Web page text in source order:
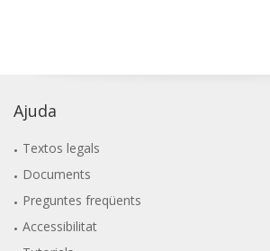
Ajuda
Textos legals
Documents
Preguntes freqüents
Accessibilitat